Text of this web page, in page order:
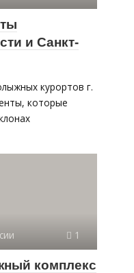
и Санкт-
курортов г.
которые
1
комплекс